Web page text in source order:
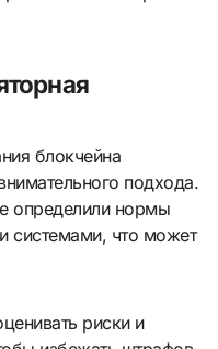
блокчейна
подхода.
определили нормы
системами, что может
риски и